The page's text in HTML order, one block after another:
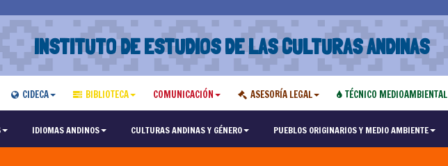
INSTITUTO DE ESTUDIOS DE LAS CULTURAS ANDINAS
CIDECA BIBLIOTECA COMUNICACIÓN ASESORÍA LEGAL TÉCNICO MEDIOAMBIENTAL
IDIOMAS ANDINOS CULTURAS ANDINAS Y GÉNERO PUEBLOS ORIGINARIOS Y MEDIO AMBIENTE